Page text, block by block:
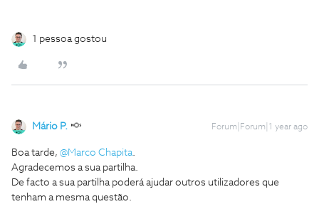
1 pessoa gostou
Mário P. Forum|Forum|1 year ago
Boa tarde, ​ @Marco Chapita.
Agradecemos a sua partilha.
De facto a sua partilha poderá ajudar outros utilizadores que
tenham a mesma questão.